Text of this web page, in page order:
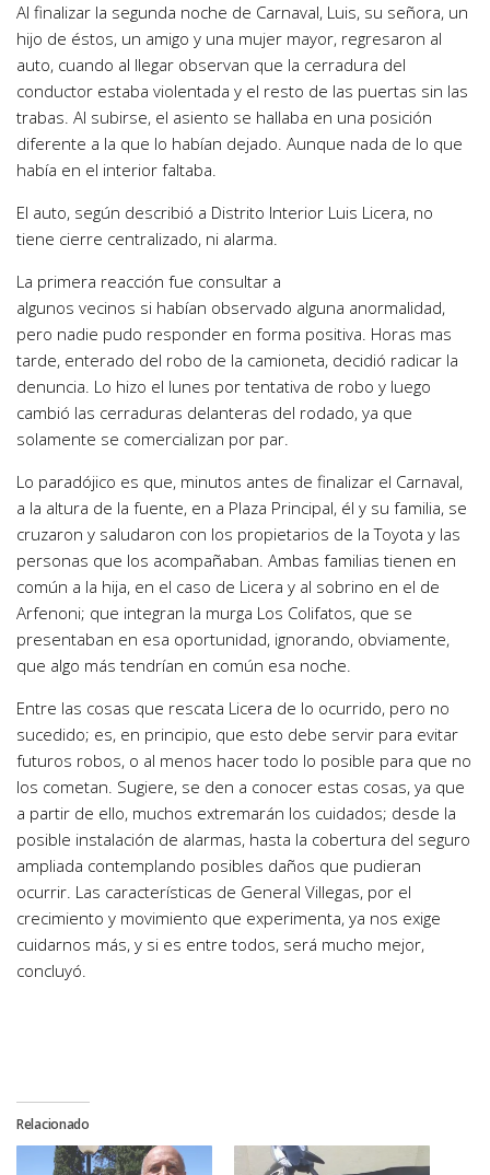
Al finalizar la segunda noche de Carnaval, Luis, su señora, un
hijo de éstos, un amigo y una mujer mayor, regresaron al
auto, cuando al llegar observan que la cerradura del
conductor estaba violentada y el resto de las puertas sin las
trabas. Al subirse, el asiento se hallaba en una posición
diferente a la que lo habían dejado. Aunque nada de lo que
había en el interior faltaba.
El auto, según describió a Distrito Interior Luis Licera, no
tiene cierre centralizado, ni alarma.
La primera reacción fue consultar a
algunos vecinos si habían observado alguna anormalidad,
pero nadie pudo responder en forma positiva. Horas mas
tarde, enterado del robo de la camioneta, decidió radicar la
denuncia. Lo hizo el lunes por tentativa de robo y luego
cambió las cerraduras delanteras del rodado, ya que
solamente se comercializan por par.
Lo paradójico es que, minutos antes de finalizar el Carnaval,
a la altura de la fuente, en a Plaza Principal, él y su familia, se
cruzaron y saludaron con los propietarios de la Toyota y las
personas que los acompañaban. Ambas familias tienen en
común a la hija, en el caso de Licera y al sobrino en el de
Arfenoni; que integran la murga Los Colifatos, que se
presentaban en esa oportunidad, ignorando, obviamente,
que algo más tendrían en común esa noche.
Entre las cosas que rescata Licera de lo ocurrido, pero no
sucedido; es, en principio, que esto debe servir para evitar
futuros robos, o al menos hacer todo lo posible para que no
los cometan. Sugiere, se den a conocer estas cosas, ya que
a partir de ello, muchos extremarán los cuidados; desde la
posible instalación de alarmas, hasta la cobertura del seguro
ampliada contemplando posibles daños que pudieran
ocurrir. Las características de General Villegas, por el
crecimiento y movimiento que experimenta, ya nos exige
cuidarnos más, y si es entre todos, será mucho mejor,
concluyó.
Relacionado